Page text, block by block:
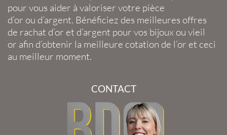
pour vous aider à valoriser votre pièce
d’or ou d’argent. Bénéficiez des meilleures offres
de rachat d’or et d’argent pour vos bijoux ou vieil
or afin d’obtenir la meilleure cotation de l’or et ceci
au meilleur moment.
CONTACT